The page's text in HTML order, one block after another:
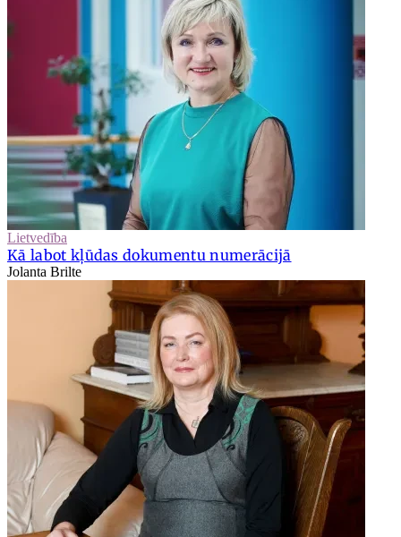
Lietvedība
Kā labot kļūdas dokumentu numerācijā
Jolanta Brilte